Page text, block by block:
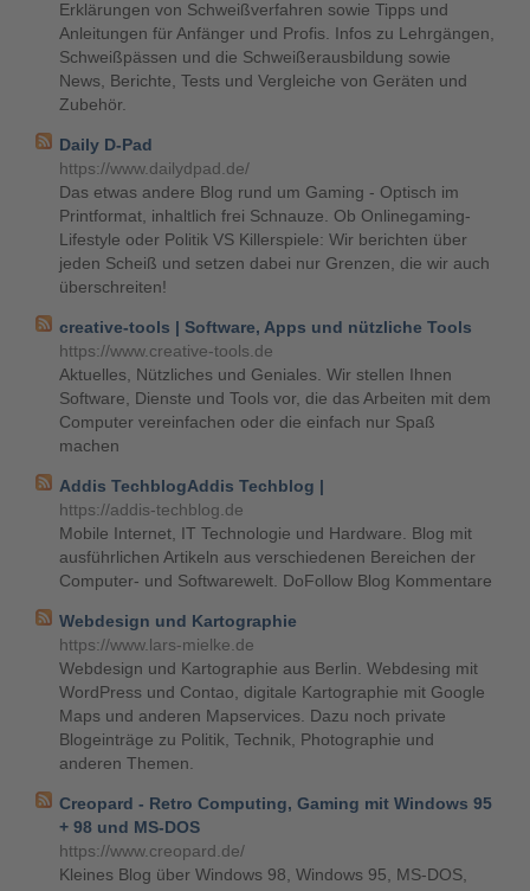
Erklärungen von Schweißverfahren sowie Tipps und
Anleitungen für Anfänger und Profis. Infos zu Lehrgängen,
Schweißpässen und die Schweißerausbildung sowie
News, Berichte, Tests und Vergleiche von Geräten und
Zubehör.
Daily D-Pad
https://www.dailydpad.de/
Das etwas andere Blog rund um Gaming - Optisch im
Printformat, inhaltlich frei Schnauze. Ob Onlinegaming-
Lifestyle oder Politik VS Killerspiele: Wir berichten über
jeden Scheiß und setzen dabei nur Grenzen, die wir auch
überschreiten!
creative-tools | Software, Apps und nützliche Tools
https://www.creative-tools.de
Aktuelles, Nützliches und Geniales. Wir stellen Ihnen
Software, Dienste und Tools vor, die das Arbeiten mit dem
Computer vereinfachen oder die einfach nur Spaß
machen
Addis TechblogAddis Techblog |
https://addis-techblog.de
Mobile Internet, IT Technologie und Hardware. Blog mit
ausführlichen Artikeln aus verschiedenen Bereichen der
Computer- und Softwarewelt. DoFollow Blog Kommentare
Webdesign und Kartographie
https://www.lars-mielke.de
Webdesign und Kartographie aus Berlin. Webdesing mit
WordPress und Contao, digitale Kartographie mit Google
Maps und anderen Mapservices. Dazu noch private
Blogeinträge zu Politik, Technik, Photographie und
anderen Themen.
Creopard - Retro Computing, Gaming mit Windows 95
+ 98 und MS-DOS
https://www.creopard.de/
Kleines Blog über Windows 98, Windows 95, MS-DOS,